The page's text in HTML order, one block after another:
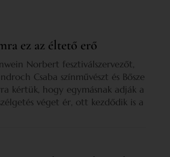
ez az éltető erő
Norbert fesztiválszervezőt,
Csaba színművészt és Bősze
kértük, hogy egymásnak adják a
véget ér, ott kezdődik is a